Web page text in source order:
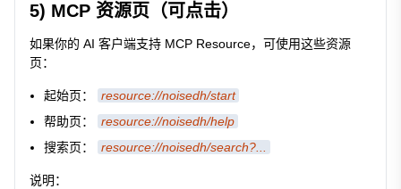
5) MCP 资源页（可点击）
如果你的 AI 客户端支持 MCP Resource，可使用这些资源
页：
起始页：
resource://noisedh/start
帮助页：
resource://noisedh/help
搜索页：
resource://noisedh/search?...
说明：